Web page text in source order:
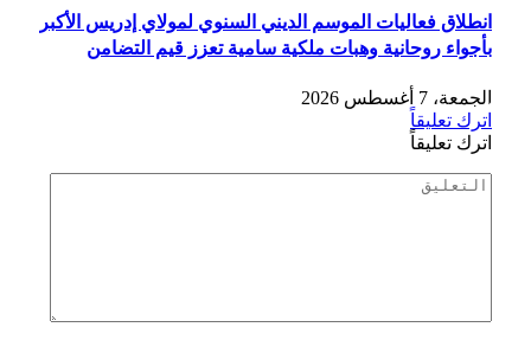
انطلاق فعاليات الموسم الديني السنوي لمولاي إدريس الأكبر
بأجواء روحانية وهبات ملكية سامية تعزز قيم التضامن
الجمعة، 7 أغسطس 2026
اترك تعليقاً
اترك تعليقاً